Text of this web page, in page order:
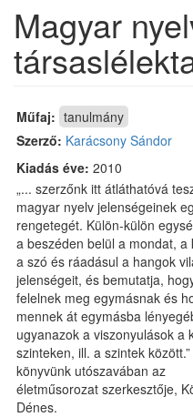
Magyar
Műfaj: tanulmány
Szerző: Karácsony Sándor
Kiadás éve: 2010
„... szerzőnk itt átláthatóvá
magyar nyelv jelenségeinek
rengetegét. Külön-külön
a beszéden belül a mondat, a
a szó és ráadásul a hangok
jelenségeit, és bemutatja,
felelnek meg egymásnak és
mennek át egymásba
ugyanazok a viszonyulások a
szinteken, ill. a szintek
könyvünk utószavában az
életműsorozat szerkesztője,
Dénes.